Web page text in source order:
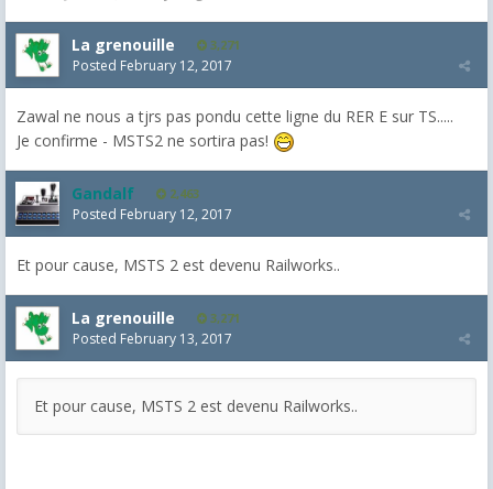
La grenouille 3,271
Posted February 12, 2017
Zawal ne nous a tjrs pas pondu cette ligne du RER E sur TS.....
Je confirme - MSTS2 ne sortira pas!
Gandalf 2,463
Posted February 12, 2017
Et pour cause, MSTS 2 est devenu Railworks..
La grenouille 3,271
Posted February 13, 2017
Et pour cause, MSTS 2 est devenu Railworks..